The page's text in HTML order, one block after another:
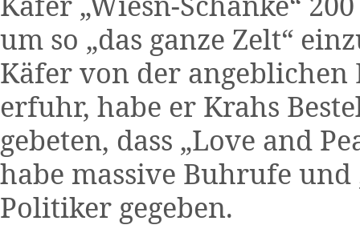
um so „das ganze Zelt“
Käfer von der angeblichen
erfuhr, habe er Krahs
gebeten, dass „Love and
habe massive Buhrufe
Politiker gegeben.